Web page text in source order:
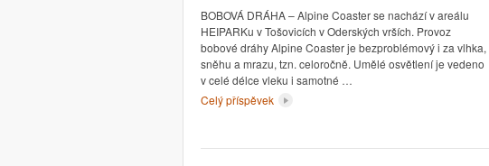
BOBOVÁ DRÁHA – Alpine Coaster se nachází v areálu
HEIPARKu v Tošovicích v Oderských vrších. Provoz
bobové dráhy Alpine Coaster je bezproblémový i za vlhka,
sněhu a mrazu, tzn. celoročně. Umělé osvětlení je vedeno
v celé délce vleku i samotné …
Celý příspěvek